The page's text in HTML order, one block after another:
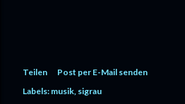
Teilen
Post per E-Mail senden
Labels: musik sigrau